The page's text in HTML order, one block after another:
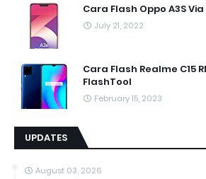
Cara Flash Oppo A3S Via
July 21, 2022
Cara Flash Realme C15
FlashTool
February 15, 2023
UPDATES
August 03, 2026